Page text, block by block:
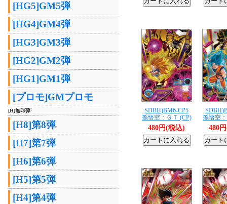
[HG5]GM5弾
[HG4]GM4弾
[HG3]GM3弾
[HG2]GM2弾
[HG1]GM1弾
[プロモ]GMプロモ
[H]無印弾
[H8]第8弾
[H7]第7弾
[H6]第6弾
[H5]第5弾
[H4]第4弾
SDBH)BM6-CP5
孫悟空：ＧＴ (CP)
480円(税込)
孫悟空
480